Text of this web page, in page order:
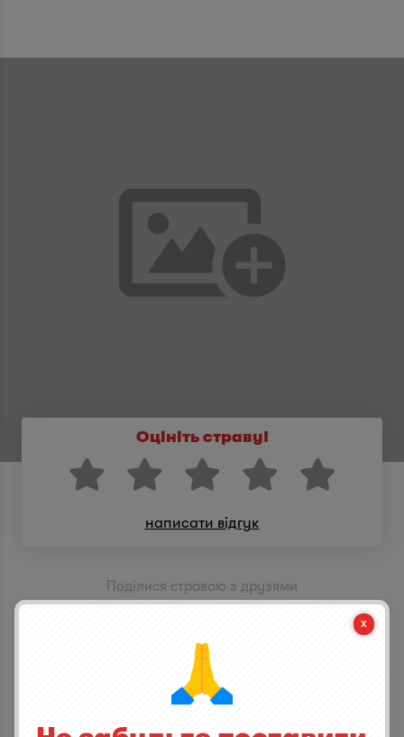
Оцініть страву!
написати відгук
Поділися стравою з друзями
СТАНЬ ПЕРШИМ ХТО ДОДАСТЬ ВІДГУК